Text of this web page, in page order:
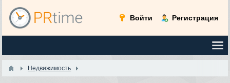
Войти Регистрация
Недвижимость